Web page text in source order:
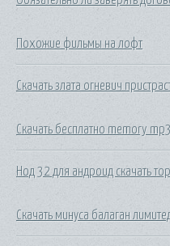
Похожие фильмы на лофт
Скачать злата огневич
Скачать бесплатно memory mp3
Нод 32 для андроид скачать
Скачать минуса балаган